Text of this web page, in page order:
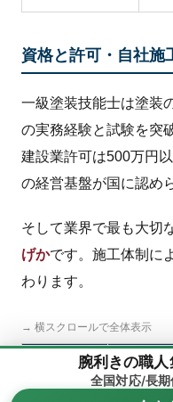
資格と許可・自社施
一級塗装技能士は塗装
の実務経験と試験を突
建設業許可は500万円
の経営基盤が国に認め
そして業界で最も大切
げかです。施工体制に
わります。
→ 横スクロールで全体表示
施工体制腕利きの職
全国対応/長